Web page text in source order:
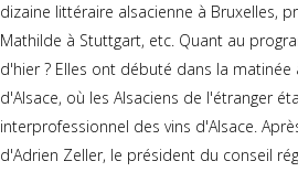
dizaine littéraire alsacienne à Bruxelles,
Mathilde à Stuttgart, etc. Quant au
d'hier ? Elles ont débuté dans la matinée
d'Alsace, où les Alsaciens de l'étranger
interprofessionnel des vins d'Alsace.
d'Adrien Zeller, le président du conseil